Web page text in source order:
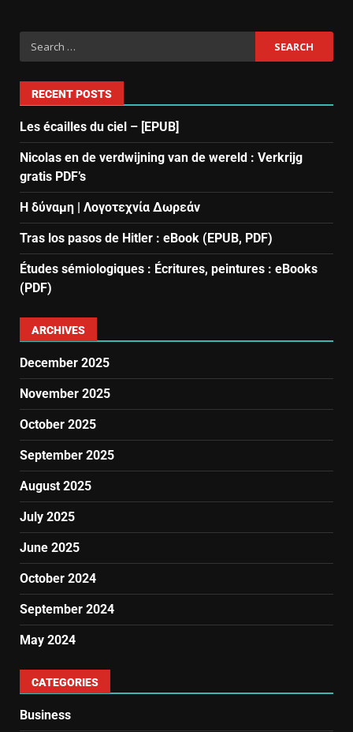
RECENT POSTS
Les écailles du ciel – [EPUB]
Nicolas en de verdwijning van de wereld : Verkrijg
gratis PDF’s
Η δύναμη | Λογοτεχνία Δωρεάν
Tras los pasos de Hitler : eBook (EPUB, PDF)
Études sémiologiques : Écritures, peintures : eBooks
(PDF)
ARCHIVES
December 2025
November 2025
October 2025
September 2025
August 2025
July 2025
June 2025
October 2024
September 2024
May 2024
CATEGORIES
Business